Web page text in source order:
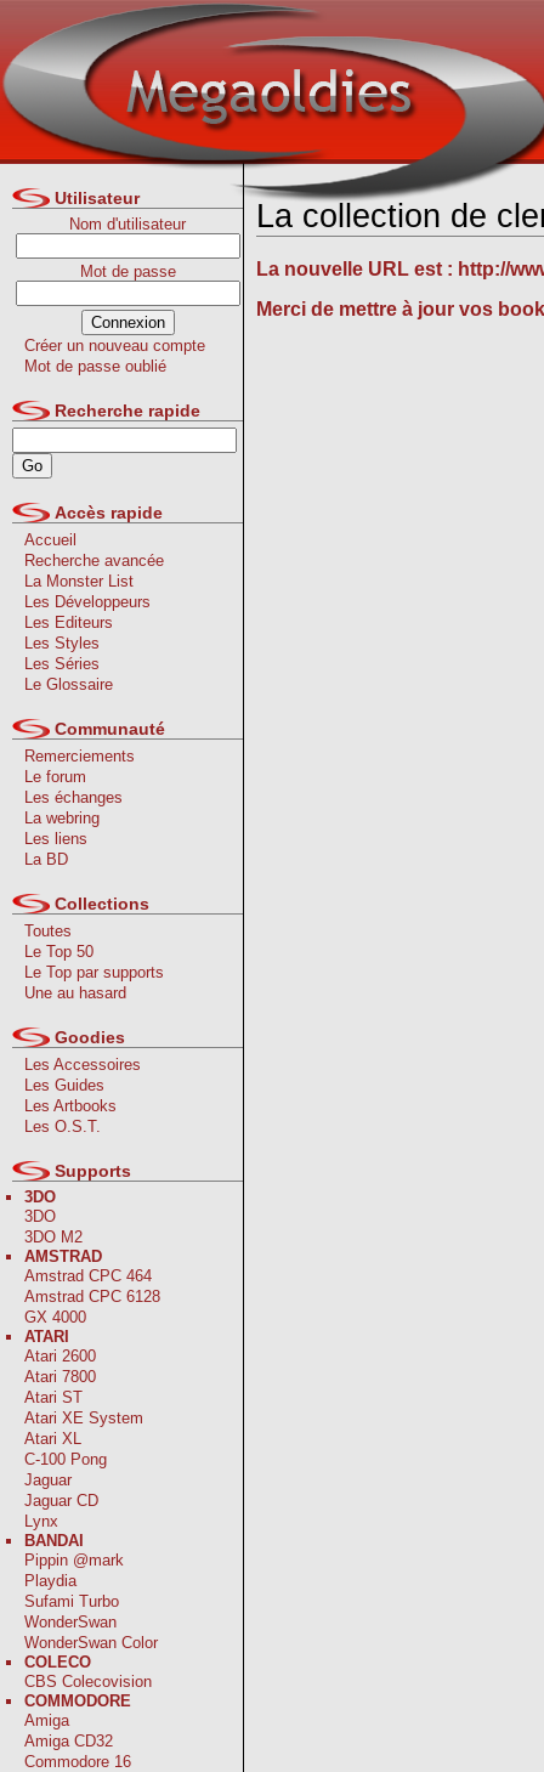
Utilisateur
Nom d'utilisateur
Mot de passe
Créer un nouveau compte
Mot de passe oublié
Recherche rapide
Accès rapide
Accueil
Recherche avancée
La Monster List
Les Développeurs
Les Editeurs
Les Styles
Les Séries
Le Glossaire
Communauté
Remerciements
Le forum
Les échanges
La webring
Les liens
La BD
Collections
Toutes
Le Top 50
Le Top par supports
Une au hasard
Goodies
Les Accessoires
Les Guides
Les Artbooks
Les O.S.T.
Supports
3DO
3DO
3DO M2
AMSTRAD
Amstrad CPC 464
Amstrad CPC 6128
GX 4000
ATARI
Atari 2600
Atari 7800
Atari ST
Atari XE System
Atari XL
C-100 Pong
Jaguar
Jaguar CD
Lynx
BANDAI
Pippin @mark
Playdia
Sufami Turbo
WonderSwan
WonderSwan Color
COLECO
CBS Colecovision
COMMODORE
Amiga
Amiga CD32
Commodore 16
La collection de
La nouvelle URL est : http://
Merci de mettre à jour vos